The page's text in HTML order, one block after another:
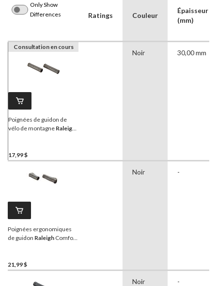
Only Show
Differences
Ratings Couleur
Épaisseur
(mm)
Consultation en cours
Poignées de guidon de
vélo de montagne Raleigh
17,99 $
Noir 30,00 mm
Poignées ergonomiques
de guidon Raleigh Comfort
21,99 $
Noir -
Noir -